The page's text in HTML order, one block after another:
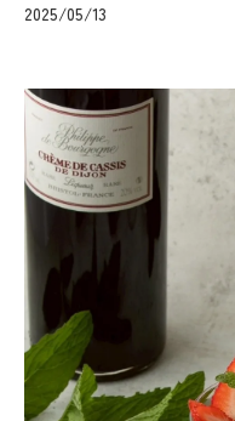
2025/05/13